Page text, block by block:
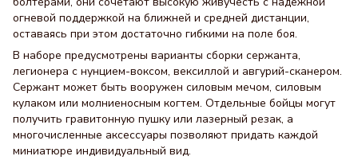
огневой поддержкой на ближней и средней дистанции,
оставаясь при этом достаточно гибкими на поле боя.
В наборе предусмотрены варианты сборки сержанта,
легионера с нунцием-воксом, вексиллой и авгурий-сканером.
Сержант может быть вооружен силовым мечом, силовым
кулаком или молниеносным когтем. Отдельные бойцы могут
получить гравитонную пушку или лазерный резак, а
многочисленные аксессуары позволяют придать каждой
миниатюре индивидуальный вид.